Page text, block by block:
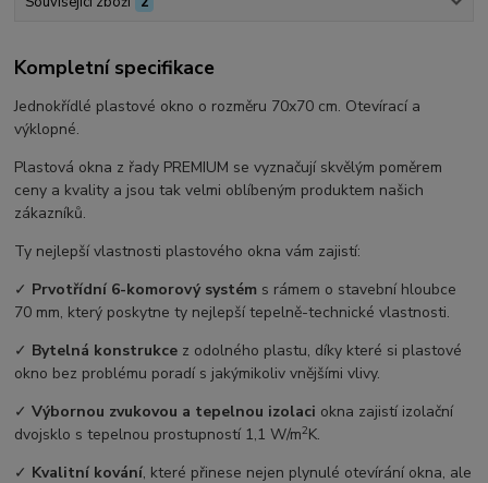
Kompletní specifikace
Jednokřídlé plastové okno o rozměru 70x70 cm. Otevírací a
výklopné.
Plastová okna z řady PREMIUM se vyznačují skvělým poměrem
ceny a kvality a jsou tak velmi oblíbeným produktem našich
zákazníků.
Ty nejlepší vlastnosti plastového okna vám zajistí:
✓ Prvotřídní 6-komorový systém s rámem o stavební hloubce
70 mm, který poskytne ty nejlepší tepelně-technické vlastnosti.
✓ Bytelná konstrukce z odolného plastu, díky které si plastové
okno bez problému poradí s jakýmikoliv vnějšími vlivy.
✓Výbornou zvukovou a tepelnou izolaci okna zajistí izolační
dvojsklo s tepelnou prostupností 1,1 W/m2K.
✓ Kvalitní kování, které přinese nejen plynulé otevírání okna, ale